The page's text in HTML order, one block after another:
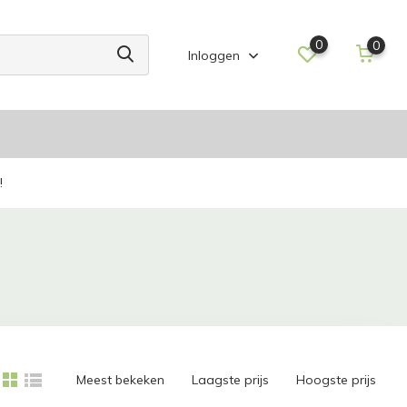
Inloggen
0 0
Meest bekeken Laagste prijs Hoogste prijs